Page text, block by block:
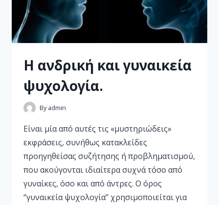
Η ανδρική και γυναικεία
ψυχολογία.
By admin
Είναι μία από αυτές τις «μυστηριώδεις»
εκφράσεις, συνήθως κατακλείδες
προηγηθείσας συζήτησης ή προβληματισμού,
που ακούγονται ιδιαίτερα συχνά τόσο από
γυναίκες, όσο και από άντρες. Ο όρος
“γυναικεία ψυχολογία” χρησιμοποιείται για